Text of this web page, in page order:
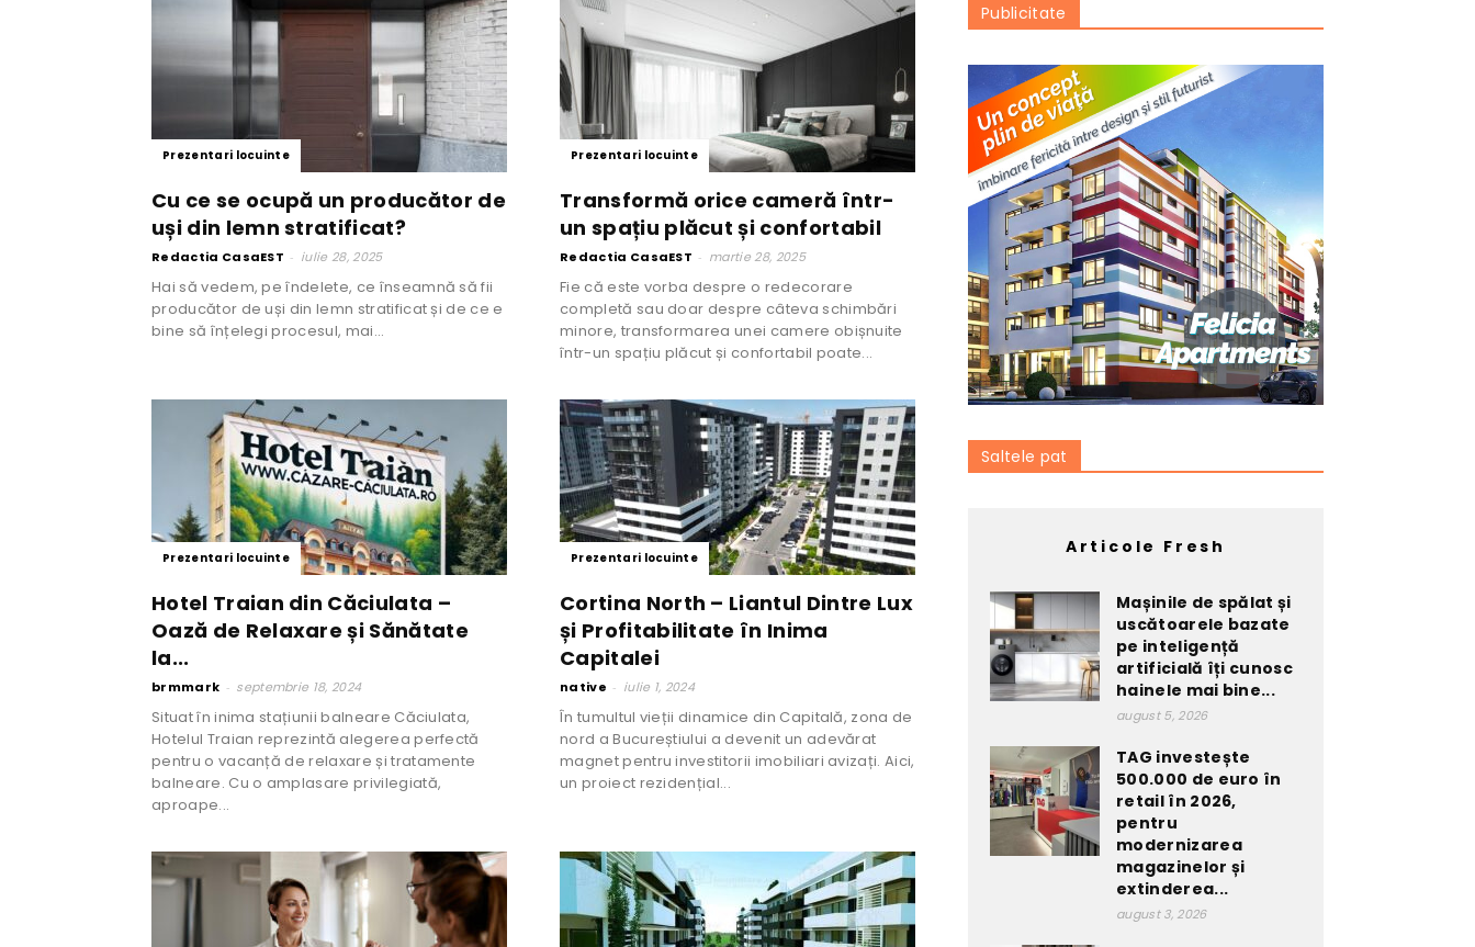
Prezentari locuinte
Cu ce se ocupă un producător de
uși din lemn stratificat?
Redactia CasaEST - iulie 28, 2025
Hai să vedem, pe îndelete, ce înseamnă să fii
producător de uși din lemn stratificat și de ce e
bine să înțelegi procesul, mai...
Prezentari locuinte
Transformă orice cameră într-
un spațiu plăcut și confortabil
Redactia CasaEST - martie 28, 2025
Fie că este vorba despre o redecorare
completă sau doar despre câteva schimbări
minore, transformarea unei camere obișnuite
într-un spațiu plăcut și confortabil poate...
Prezentari locuinte
Hotel Traian din Căciulata –
Oază de Relaxare și Sănătate
la...
brmmark - septembrie 18, 2024
Situat în inima stațiunii balneare Căciulata,
Hotelul Traian reprezintă alegerea perfectă
pentru o vacanță de relaxare și tratamente
balneare. Cu o amplasare privilegiată,
aproape...
Prezentari locuinte
Cortina North – Liantul Dintre Lux
și Profitabilitate în Inima
Capitalei
native - iulie 1, 2024
În tumultul vieții dinamice din Capitală, zona de
nord a Bucureștiului a devenit un adevărat
magnet pentru investitorii imobiliari avizați. Aici,
un proiect rezidențial...
Publicitate
Saltele pat
Articole Fresh
Mașinile de spălat și
uscătoarele bazate
pe inteligență
artificială îți cunosc
hainele mai bine...
august 5, 2026
TAG investește
500.000 de euro în
retail în 2026,
pentru
modernizarea
magazinelor și
extinderea...
august 3, 2026